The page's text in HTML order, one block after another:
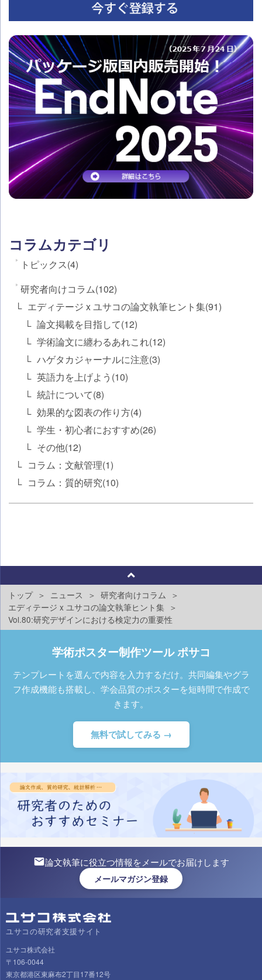
コラムカテゴリ
トピックス(4)
研究者向けコラム(102)
エディテージ x ユサコの論文執筆ヒント集(91)
論文掲載を目指して(12)
学術論文に纏わるあれこれ(12)
ハゲタカジャーナルに注意(3)
英語力を上げよう(10)
統計について(8)
効果的な図表の作り方(4)
学生・初心者におすすめ(26)
その他(12)
コラム：文献管理(1)
コラム：質的研究(10)
トップ ニュース
研究者向けコラム
エディテージ x ユサコの論文執筆ヒント集
Vol.80:研究デザインにおける検定力の重要性
学術ポスター制作ツール ポサコ
テンプレートを選んで内容を入力するだけ。共同編集やグラ
フ作成機能も搭載し、学会品質のポスターを短時間で作成で
きます。
無料で試してみる →
論文執筆に役立つ情報をメールでお届けします
メールマガジン登録
ユサコの研究者支援サイト
ユサコ株式会社
〒106-0044
東京都港区東麻布2丁目17番12号